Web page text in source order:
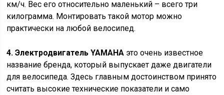
км/ч. Вес его относительно маленький – всего три
килограмма. Монтировать такой мотор можно
практически на любой велосипед.
4. Электродвигатель YAMAHA это очень известное
название бренда, который выпускает даже двигатели
для велосипеда. Здесь главным достоинством принято
считать высокие технические показатели и само